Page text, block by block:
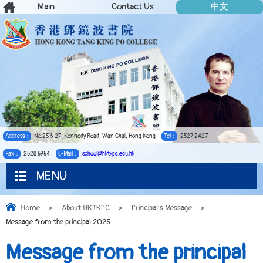
Address： No.25 & 27, Kennedy Road, Wan Chai, Hong Kong Tel： 2527 2427
Fax： 2528 5954 E-Mail： school@hktkpc.edu.hk
中文
Contact Us
Main
MENU
Home > About HKTKPC > Principal's Message
>
Message from the principal 2025
Message from the principal